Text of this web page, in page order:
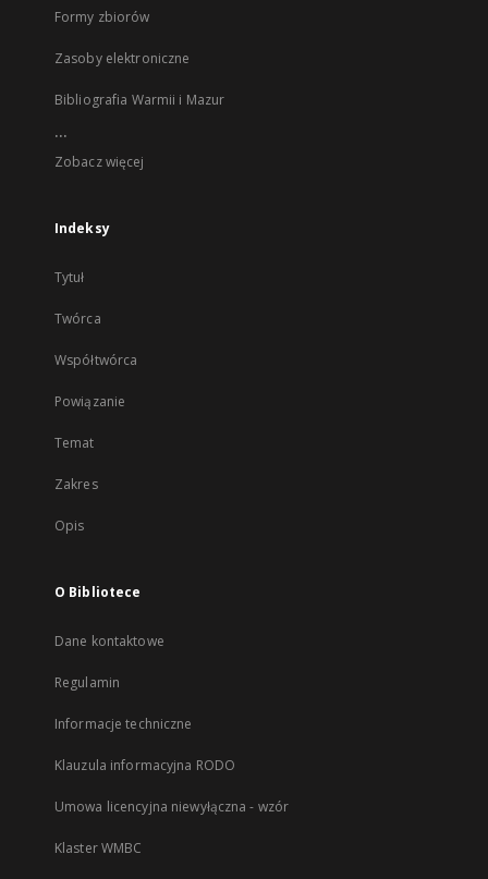
Formy zbiorów
Zasoby elektroniczne
Bibliografia Warmii i Mazur
...
Zobacz więcej
Indeksy
Tytuł
Twórca
Współtwórca
Powiązanie
Temat
Zakres
Opis
O Bibliotece
Dane kontaktowe
Regulamin
Informacje techniczne
Klauzula informacyjna RODO
Umowa licencyjna niewyłączna - wzór
Klaster WMBC